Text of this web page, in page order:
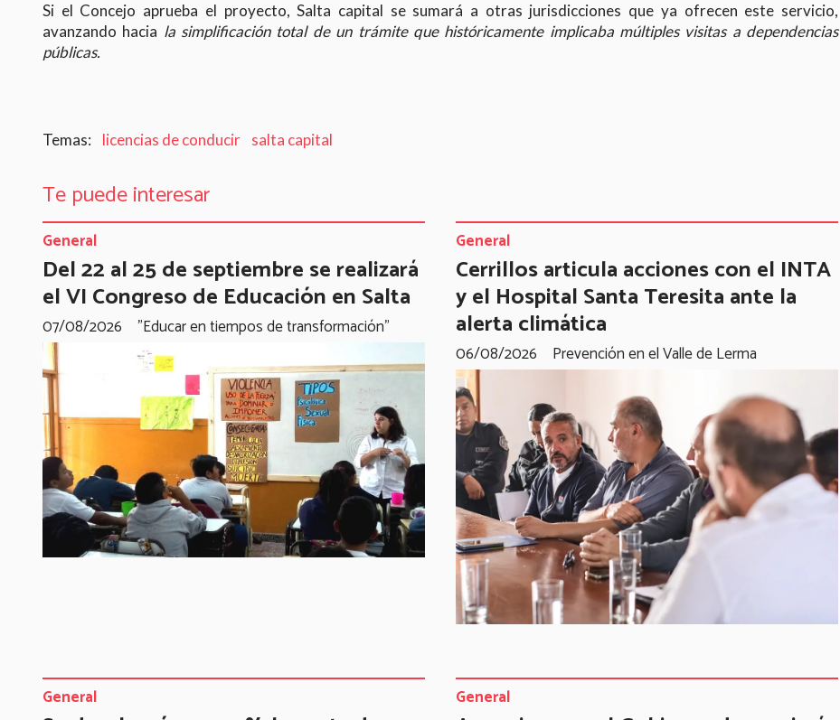
Si el Concejo aprueba el proyecto, Salta capital se sumará a otras jurisdicciones que ya ofrecen este servicio,
avanzando hacia la simplificación total de un trámite que históricamente implicaba múltiples visitas a dependencias
públicas.
licencias de conducir salta capital
Te puede interesar
Del 22 al 25 de septiembre se realizará
el VI Congreso de Educación en Salta
"Educar en tiempos de transformación"
General
07/08/2026
Cerrillos articula acciones con el INTA
y el Hospital Santa Teresita ante la
alerta climática
Prevención en el Valle de Lerma
General
06/08/2026
General General